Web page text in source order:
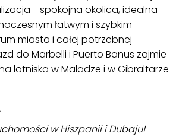
- spokojna okolica, idealna
łatwym i szybkim
miasta i całej potrzebnej
do Marbelli i Puerto Banus zajmie
lotniska w Maladze i w Gibraltarze
w Hiszpanii i Dubaju!